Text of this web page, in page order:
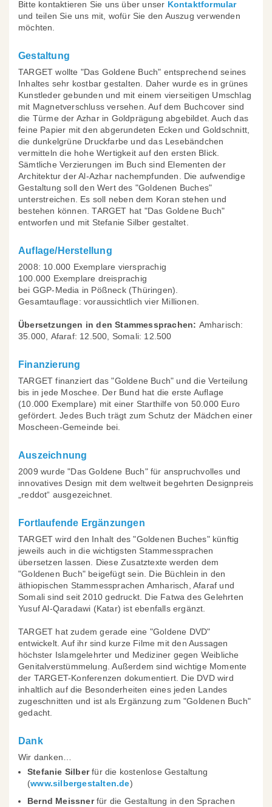
Bitte kontaktieren Sie uns über unser Kontaktformular
und teilen Sie uns mit, wofür Sie den Auszug verwenden
möchten.
Gestaltung
TARGET wollte "Das Goldene Buch" entsprechend seines
Inhaltes sehr kostbar gestalten. Daher wurde es in grünes
Kunstleder gebunden und mit einem vierseitigen Umschlag
mit Magnetverschluss versehen. Auf dem Buchcover sind
die Türme der Azhar in Goldprägung abgebildet. Auch das
feine Papier mit den abgerundeten Ecken und Goldschnitt,
die dunkelgrüne Druckfarbe und das Lesebändchen
vermitteln die hohe Wertigkeit auf den ersten Blick.
Sämtliche Verzierungen im Buch sind Elementen der
Architektur der Al-Azhar nachempfunden. Die aufwendige
Gestaltung soll den Wert des "Goldenen Buches"
unterstreichen. Es soll neben dem Koran stehen und
bestehen können. TARGET hat "Das Goldene Buch"
entworfen und mit Stefanie Silber gestaltet.
Auflage/Herstellung
2008: 10.000 Exemplare viersprachig
100.000 Exemplare dreisprachig
bei GGP-Media in Pößneck (Thüringen).
Gesamtauflage: voraussichtlich vier Millionen.
Übersetzungen in den Stammessprachen: Amharisch:
35.000, Afaraf: 12.500, Somali: 12.500
Finanzierung
TARGET finanziert das "Goldene Buch" und die Verteilung
bis in jede Moschee. Der Bund hat die erste Auflage
(10.000 Exemplare) mit einer Starthilfe von 50.000 Euro
gefördert. Jedes Buch trägt zum Schutz der Mädchen einer
Moscheen-Gemeinde bei.
Auszeichnung
2009 wurde "Das Goldene Buch" für anspruchvolles und
innovatives Design mit dem weltweit begehrten Designpreis
„reddot“ ausgezeichnet.
Fortlaufende Ergänzungen
TARGET wird den Inhalt des "Goldenen Buches" künftig
jeweils auch in die wichtigsten Stammessprachen
übersetzen lassen. Diese Zusatztexte werden dem
"Goldenen Buch" beigefügt sein. Die Büchlein in den
äthiopischen Stammessprachen Amharisch, Afaraf und
Somali sind seit 2010 gedruckt. Die Fatwa des Gelehrten
Yusuf Al-Qaradawi (Katar) ist ebenfalls ergänzt.
TARGET hat zudem gerade eine "Goldene DVD"
entwickelt. Auf ihr sind kurze Filme mit den Aussagen
höchster Islamgelehrter und Mediziner gegen Weibliche
Genitalverstümmelung. Außerdem sind wichtige Momente
der TARGET-Konferenzen dokumentiert. Die DVD wird
inhaltlich auf die Besonderheiten eines jeden Landes
zugeschnitten und ist als Ergänzung zum "Goldenen Buch"
gedacht.
Dank
Wir danken…
Stefanie Silberfür die kostenlose Gestaltung
(www.silbergestalten.de)
Bernd Meissnerfür die Gestaltung in den Sprachen